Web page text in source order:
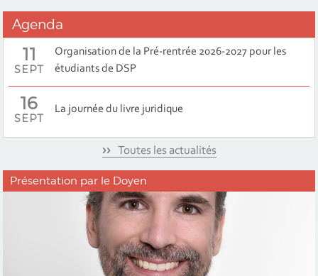
Agenda
11
SEPT
Organisation de la Pré-rentrée 2026-2027 pour les
étudiants de DSP
16
SEPT
La journée du livre juridique
Toutes les actualités
Présentation par le Doyen